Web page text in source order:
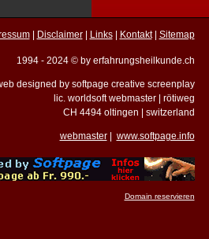
| Disclaimer| Links| Kontakt| Sitemap
1994 - 2024 © by erfahrungsheilkunde.ch
designed by softpage creative screenplay
lic. worldsoft webmaster | rötiweg
CH 4494 oltingen | switzerland
webmaster| www.softpage.info
Domain reservieren